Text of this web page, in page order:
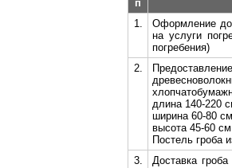
п
1.
Оформление
на услуги
погребения)
2.
длина 140-220
ширина 60-80 см
высота 45-60 см
Постель гроба
3.
Доставка